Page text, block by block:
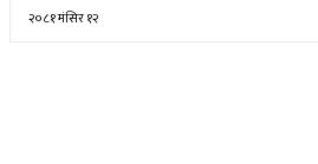
२०८१ मंसिर १२